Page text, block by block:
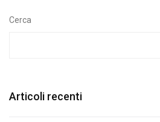
Cerca
Articoli recenti